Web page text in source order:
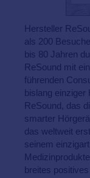
Hersteller
als 200
bis 80 Jahren
ReSound mit
führenden
bislang einziger
ReSound, das
smarter
das weltweit
seinem
breites